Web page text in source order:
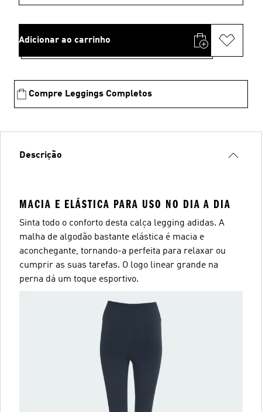
Adicionar ao carrinho
Compre Leggings Completos
Descrição
MACIA E ELÁSTICA PARA USO NO DIA A DIA
Sinta todo o conforto desta calça legging adidas. A
malha de algodão bastante elástica é macia e
aconchegante, tornando-a perfeita para relaxar ou
cumprir as suas tarefas. O logo linear grande na
perna dá um toque esportivo.